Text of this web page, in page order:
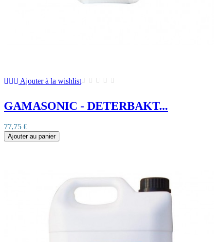
Ajouter à la wishlist
GAMASONIC - DETERBAKT...
77,75 €
Ajouter au panier